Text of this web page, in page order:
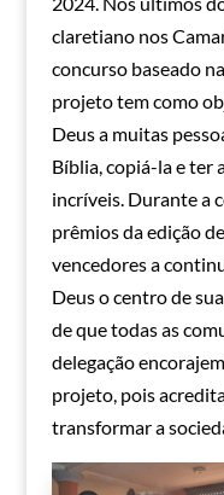
claretiano nos
concurso baseado
projeto tem como
Deus a muitas
Bíblia, copiá-la e ter
incríveis. Durante a
prêmios da edição
vencedores a
Deus o centro de
de que todas as
delegação
projeto, pois
transformar a